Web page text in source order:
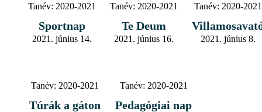
Tanév: 2020-2021
Sportnap
2021. június 14.
Tanév: 2020-2021
Te Deum
2021. június 16.
Tanév: 2020-2021
2021. június 8.
Tanév: 2020-2021
Túrák a gáton
Tanév: 2020-2021
Pedagógiai nap